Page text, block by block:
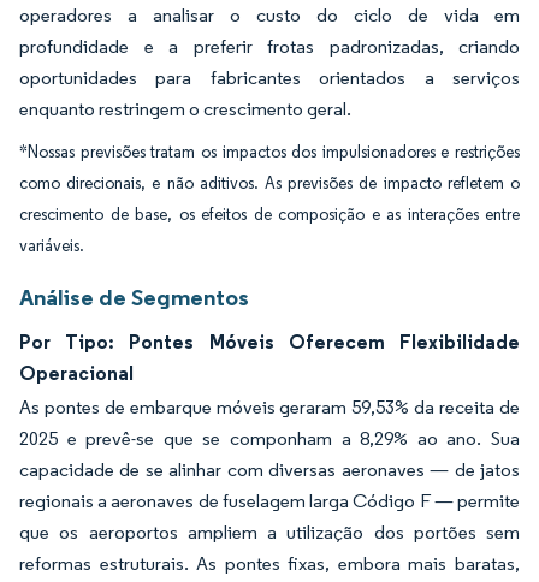
operadores a analisar o custo do ciclo de vida em
profundidade e a preferir frotas padronizadas, criando
oportunidades para fabricantes orientados a serviços
enquanto restringem o crescimento geral.
*Nossas previsões tratam os impactos dos impulsionadores e restrições
como direcionais, e não aditivos. As previsões de impacto refletem o
crescimento de base, os efeitos de composição e as interações entre
variáveis.
Análise de Segmentos
Por Tipo: Pontes Móveis Oferecem Flexibilidade
Operacional
As pontes de embarque móveis geraram 59,53% da receita de
2025 e prevê-se que se componham a 8,29% ao ano. Sua
capacidade de se alinhar com diversas aeronaves — de jatos
regionais a aeronaves de fuselagem larga Código F — permite
que os aeroportos ampliem a utilização dos portões sem
reformas estruturais. As pontes fixas, embora mais baratas,